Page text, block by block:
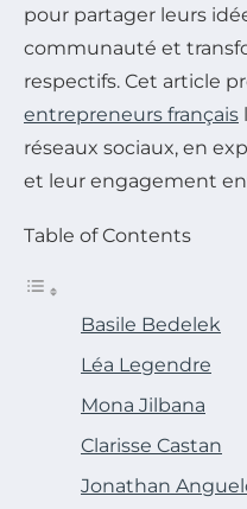
pour partager leurs
communauté et
respectifs. Cet article
entrepreneurs français
réseaux sociaux, en
et leur engagement
Table of Contents
Basile Bedelek
Léa Legendre
Mona Jilbana
Clarisse Castan
Jonathan